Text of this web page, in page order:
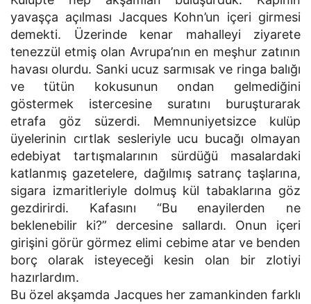
yavaşça açılması Jacques Kohn’un içeri girmesi
demekti. Üzerinde kenar mahalleyi ziyarete
tenezzül etmiş olan Avrupa’nın en meşhur zatının
havası olurdu. Sanki ucuz sarmısak ve ringa balığı
ve tütün kokusunun ondan gelmediğini
göstermek istercesine suratını buruşturarak
etrafa göz süzerdi. Memnuniyetsizce kulüp
üyelerinin cırtlak sesleriyle ucu bucağı olmayan
edebiyat tartışmalarının sürdüğü masalardaki
katlanmış gazetelere, dağılmış satranç taşlarına,
sigara izmaritleriyle dolmuş kül tabaklarına göz
gezdirirdi. Kafasını “Bu enayilerden ne
beklenebilir ki?” dercesine sallardı. Onun içeri
girişini görür görmez elimi cebime atar ve benden
borç olarak isteyeceği kesin olan bir zlotiyi
hazırlardım.
Bu özel akşamda Jacques her zamankinden farklı